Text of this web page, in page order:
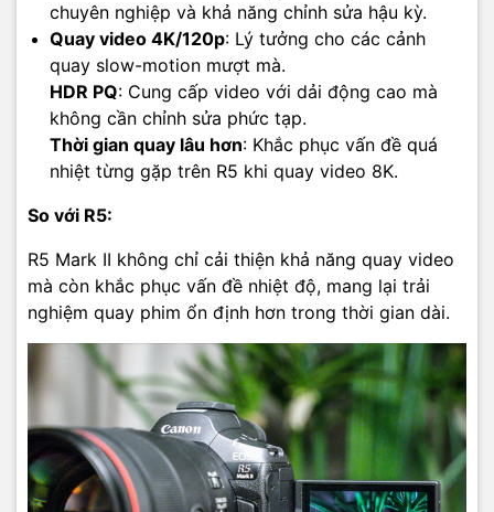
chuyên nghiệp và khả năng chỉnh sửa hậu kỳ.
Quay video 4K/120p: Lý tưởng cho các cảnh
quay slow-motion mượt mà.
HDR PQ: Cung cấp video với dải động cao mà
không cần chỉnh sửa phức tạp.
Thời gian quay lâu hơn: Khắc phục vấn đề quá
nhiệt từng gặp trên R5 khi quay video 8K.
So với R5:
R5 Mark II không chỉ cải thiện khả năng quay video
mà còn khắc phục vấn đề nhiệt độ, mang lại trải
nghiệm quay phim ổn định hơn trong thời gian dài.